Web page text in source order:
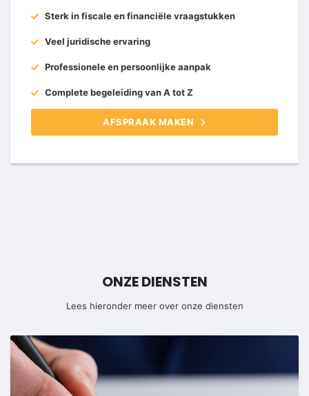
Sterk in fiscale en financiële vraagstukken
Veel juridische ervaring
Professionele en persoonlijke aanpak
Complete begeleiding van A tot Z
AFSPRAAK MAKEN
ONZE DIENSTEN
Lees hieronder meer over onze diensten